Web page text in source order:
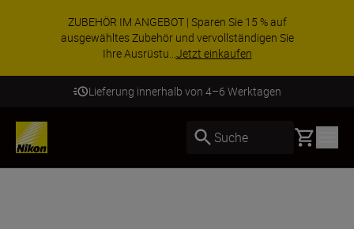
ZUBEHÖR IM ANGEBOT | Sparen Sie 15 % auf
ausgewähltes Zubehör und vervollständigen Sie
Ihre Ausrüstu...Jetzt einkaufen
Lieferung innerhalb von 4–6 Werktagen
Suche Basket